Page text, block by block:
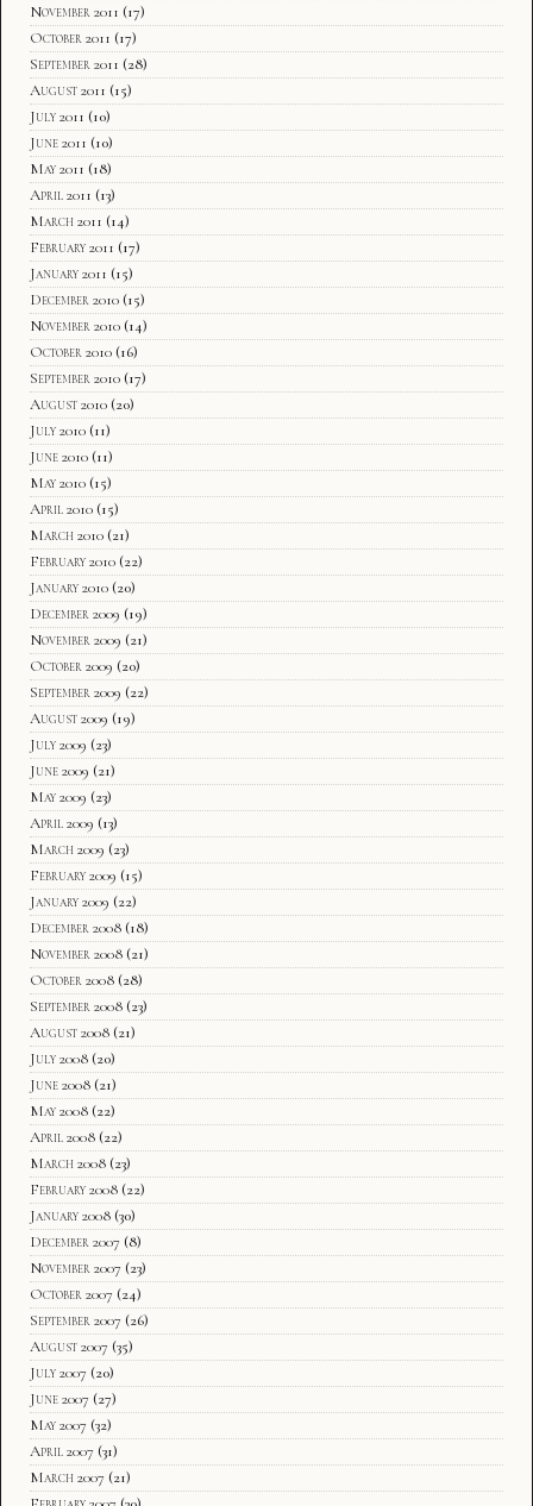
November 2011 (17)
October 2011 (17)
September 2011 (28)
August 2011 (15)
July 2011 (10)
June 2011 (10)
May 2011 (18)
April 2011 (13)
March 2011 (14)
February 2011 (17)
January 2011 (15)
December 2010 (15)
November 2010 (14)
October 2010 (16)
September 2010 (17)
August 2010 (20)
July 2010 (11)
June 2010 (11)
May 2010 (15)
April 2010 (15)
March 2010 (21)
February 2010 (22)
January 2010 (20)
December 2009 (19)
November 2009 (21)
October 2009 (20)
September 2009 (22)
August 2009 (19)
July 2009 (23)
June 2009 (21)
May 2009 (23)
April 2009 (13)
March 2009 (23)
February 2009 (15)
January 2009 (22)
December 2008 (18)
November 2008 (21)
October 2008 (28)
September 2008 (23)
August 2008 (21)
July 2008 (20)
June 2008 (21)
May 2008 (22)
April 2008 (22)
March 2008 (23)
February 2008 (22)
January 2008 (30)
December 2007 (8)
November 2007 (23)
October 2007 (24)
September 2007 (26)
August 2007 (35)
July 2007 (20)
June 2007 (27)
May 2007 (32)
April 2007 (31)
March 2007 (21)